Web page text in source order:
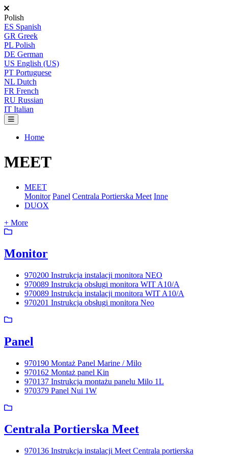
Polish
ES Spanish
GR Greek
PL Polish
DE German
US English (US)
PT Portuguese
NL Dutch
FR French
RU Russian
IT Italian
Home
MEET
MEET
Monitor Panel Centrala Portierska Meet Inne
DUOX
+ More
Monitor
970200 Instrukcja instalacji monitora NEO
970089 Instrukcja obsługi monitora WIT A10/A
970089 Instrukcja instalacji monitora WIT A10/A
970201 Instrukcja obsługi monitora Neo
Panel
970190 Montaż Panel Marine / Milo
970162 Montaż panel Kin
970137 Instrukcja montażu panelu Milo 1L
970379 Panel Nui 1W
Centrala Portierska Meet
970136 Instrukcja instalacji Meet Centrala portierska